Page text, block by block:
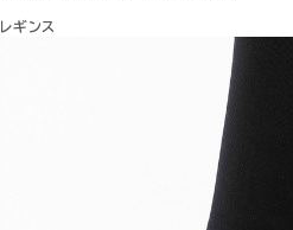
レギンス